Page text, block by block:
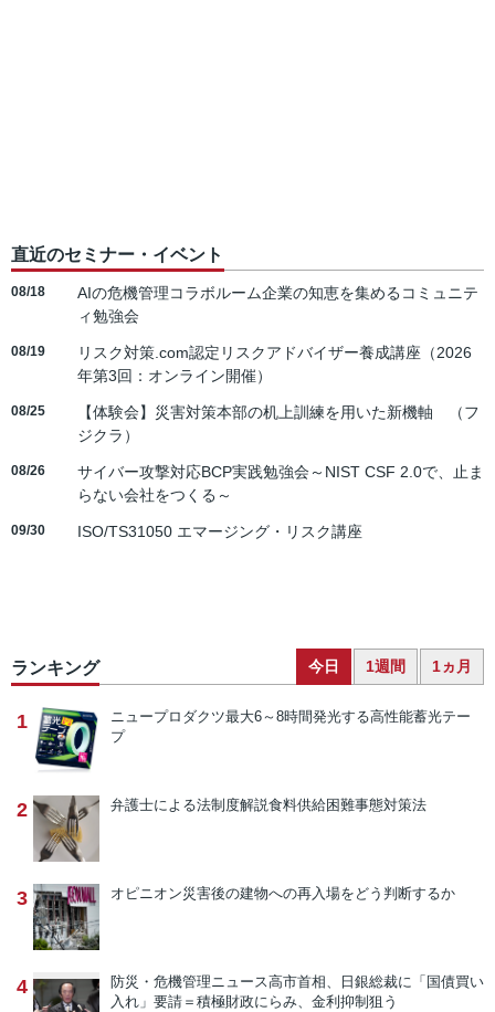
直近のセミナー・イベント
08/18
AIの危機管理コラボルーム企業の知恵を集めるコミュニテ
ィ勉強会
08/19
リスク対策.com認定リスクアドバイザー養成講座（2026
年第3回：オンライン開催）
08/25
【体験会】災害対策本部の机上訓練を用いた新機軸 （フ
ジクラ）
08/26
サイバー攻撃対応BCP実践勉強会～NIST CSF 2.0で、止ま
らない会社をつくる～
09/30 ISO/TS31050 エマージング・リスク講座
ランキング 今日 1週間 1ヵ月
1 ニュープロダクツ最大6～8時間発光する高性能蓄光テー
プ
2 弁護士による法制度解説食料供給困難事態対策法
3 オピニオン災害後の建物への再入場をどう判断するか
4 防災・危機管理ニュース高市首相、日銀総裁に「国債買い
入れ」要請＝積極財政にらみ、金利抑制狙う